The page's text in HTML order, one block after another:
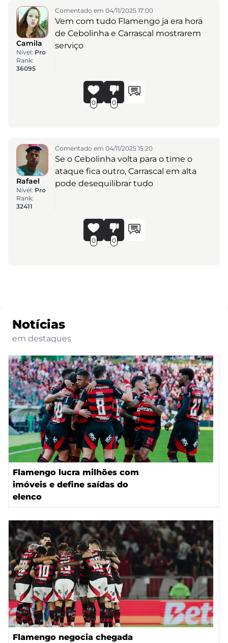
Camila
Nível: Pro
Rank:
36095
Comentado em 04/11/2025 17:00
Vem com tudo Flamengo ja era hora
de Cebolinha e Carrascal mostrarem
serviço
0 0
Rafael
Nível: Pro
Rank:
32411
Comentado em 04/11/2025 15:20
Se o Cebolinha volta para o time o
ataque fica outro, Carrascal em alta
pode desequilibrar tudo
0 0
Notícias
em destaques
Flamengo lucra milhões com
imóveis e define saídas do
elenco
Flamengo negocia chegada